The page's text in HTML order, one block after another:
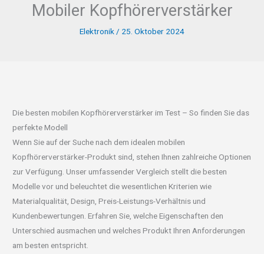
Mobiler Kopfhörerverstärker
Elektronik / 25. Oktober 2024
Die besten mobilen Kopfhörerverstärker im Test – So finden Sie das
perfekte Modell
Wenn Sie auf der Suche nach dem idealen mobilen
Kopfhörerverstärker-Produkt sind, stehen Ihnen zahlreiche Optionen
zur Verfügung. Unser umfassender Vergleich stellt die besten
Modelle vor und beleuchtet die wesentlichen Kriterien wie
Materialqualität, Design, Preis-Leistungs-Verhältnis und
Kundenbewertungen. Erfahren Sie, welche Eigenschaften den
Unterschied ausmachen und welches Produkt Ihren Anforderungen
am besten entspricht.